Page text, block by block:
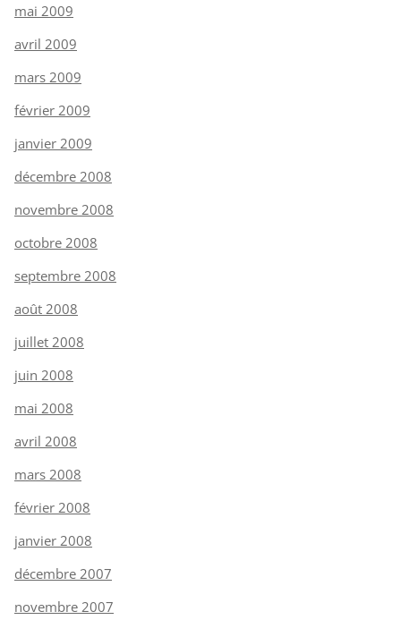
mai 2009
avril 2009
mars 2009
février 2009
janvier 2009
décembre 2008
novembre 2008
octobre 2008
septembre 2008
août 2008
juillet 2008
juin 2008
mai 2008
avril 2008
mars 2008
février 2008
janvier 2008
décembre 2007
novembre 2007